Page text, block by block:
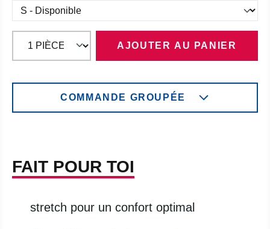
AJOUTER AU PANIER
COMMANDE GROUPÉE
FAIT POUR TOI
stretch pour un confort optimal